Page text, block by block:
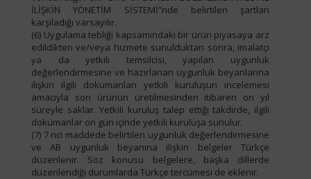
İLİŞKİN YÖNETİM SİSTEMİ”nde belirtilen şartları
karşıladığı varsayılır.
(6) Uygulama tebliği kapsamındaki bir ürün piyasaya arz
edildikten ve/veya hizmete sunulduktan sonra, imalatçı
ya da yetkili temsilcisi, yapılan uygunluk
değerlendirmesine ve hazırlanan uygunluk beyanlarına
ilişkin ilgili dokümanları yetkili kuruluşun incelemesi
amacıyla son ürünün üretilmesinden itibaren on yıl
süreyle saklar. Yetkili kuruluş talep ettiği takdirde, ilgili
dokümanlar on gün içinde yetkili kuruluşa sunulur.
(7) 7 nci maddede belirtilen uygunluk değerlendirmesine
ve AB uygunluk beyanına ilişkin belgeler Türkçe
düzenlenir. Söz konusu belgelere, başka dillerde
düzenlendiği durumlarda Türkçe tercümesi de eklenir.